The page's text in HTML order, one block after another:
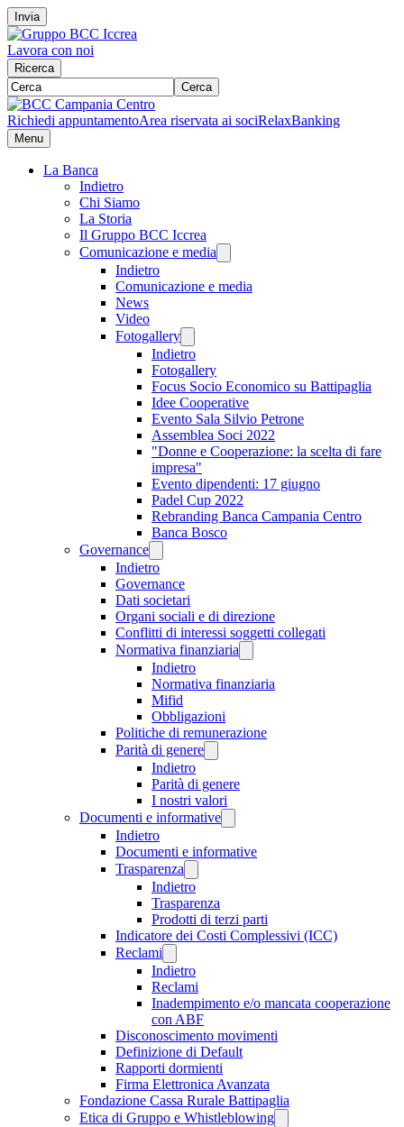
Invia
Lavora con noi
Ricerca
Cerca
Richiedi appuntamentoArea riservata ai sociRelaxBanking
Menu
La Banca
Indietro
Chi Siamo
La Storia
Il Gruppo BCC Iccrea
Comunicazione e media
Indietro
Comunicazione e media
News
Video
Fotogallery
Indietro
Fotogallery
Focus Socio Economico su Battipaglia
Idee Cooperative
Evento Sala Silvio Petrone
Assemblea Soci 2022
"Donne e Cooperazione: la scelta di fare
impresa"
Evento dipendenti: 17 giugno
Padel Cup 2022
Rebranding Banca Campania Centro
Banca Bosco
Governance
Indietro
Governance
Dati societari
Organi sociali e di direzione
Conflitti di interessi soggetti collegati
Normativa finanziaria
Indietro
Normativa finanziaria
Mifid
Obbligazioni
Politiche di remunerazione
Parità di genere
Indietro
Parità di genere
I nostri valori
Documenti e informative
Indietro
Documenti e informative
Trasparenza
Indietro
Trasparenza
Prodotti di terzi parti
Indicatore dei Costi Complessivi (ICC)
Reclami
Indietro
Reclami
Inadempimento e/o mancata cooperazione
con ABF
Disconoscimento movimenti
Definizione di Default
Rapporti dormienti
Firma Elettronica Avanzata
Fondazione Cassa Rurale Battipaglia
Etica di Gruppo e Whistleblowing